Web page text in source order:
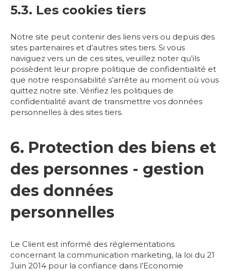
5.3. Les cookies tiers
Notre site peut contenir des liens vers ou depuis des
sites partenaires et d’autres sites tiers. Si vous
naviguez vers un de ces sites, veuillez noter qu’ils
possèdent leur propre politique de confidentialité et
que notre responsabilité s’arrête au moment où vous
quittez notre site. Vérifiez les politiques de
confidentialité avant de transmettre vos données
personnelles à des sites tiers.
6. Protection des biens et
des personnes - gestion
des données
personnelles
Le Client est informé des réglementations
concernant la communication marketing, la loi du 21
Juin 2014 pour la confiance dans l’Economie